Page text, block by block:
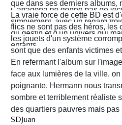
qu’ils vont croiser, Félix
fatigué qui les regarde courir…
Cartagena ne donne pas de
simplement, avec un regard
du destin et d'un univers qui
enfants.
que dans ses derniers albums,
poussière et la sueur comme
transmettre. On y retrouve ses
aux mâchoires carrées portant
ou la noirceur du monde. Le
fluidité exemplaire. On est
mêlant road trip étouffant, récit
contre la montre où chaque
survivre.
La vraie force de cette BD est
flics ne sont pas des héros, les
les jouets d'un système
sont que des enfants victimes
naissance.
En refermant l'album sur
face aux lumières de la ville,
poignante. Hermann nous
sombre et terriblement réaliste
des quartiers pauvres mais pas
SDJuan